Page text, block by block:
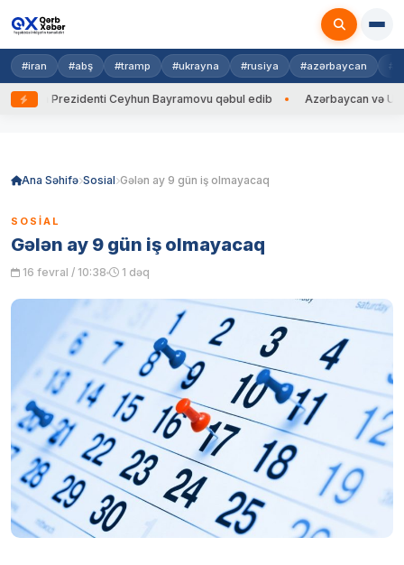
#iran #abş #tramp #ukrayna #rusiya #azərbaycan
Prezidenti Ceyhun Bayramovu qəbul edib Azərbaycan və
Ana Səhifə Sosial Gələn ay 9 gün iş olmayacaq
SOSIAL
Gələn ay 9 gün iş olmayacaq
16 fevral / 10:38 1 dəq